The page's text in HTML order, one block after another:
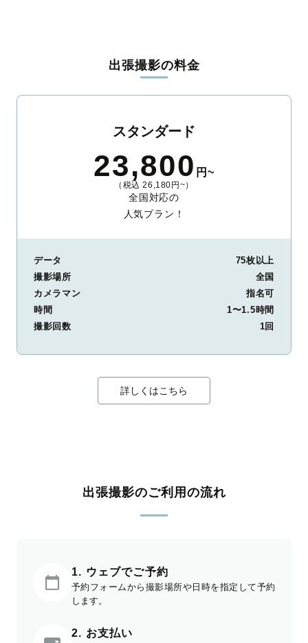
ィを身につけたプロのカメラマンが全国47都道府県に在籍してい
ます。創業10年のノウハウを活かし、思い出に残る素敵な撮影体
験をお届けします。
整。自然な雰囲気を残しつつも、おしゃれで洗練された仕上がり
に。きっと「こんな写真を撮ってほしかった！」と思える一枚に
出会えます。まずは、ラブグラフの撮影事例
出張撮影の料金
スタンダード
23,800 円~
（税込 26,180円~）
全国対応の
人気プラン！
データ
75枚以上
撮影場所
全国
カメラマン
指名可
時間
1〜1.5時間
撮影回数
1回
詳しくはこちら
出張撮影のご利用の流れ
1. ウェブでご予約
予約フォームから撮影場所や日時を指定して予約
します。
2. お支払い